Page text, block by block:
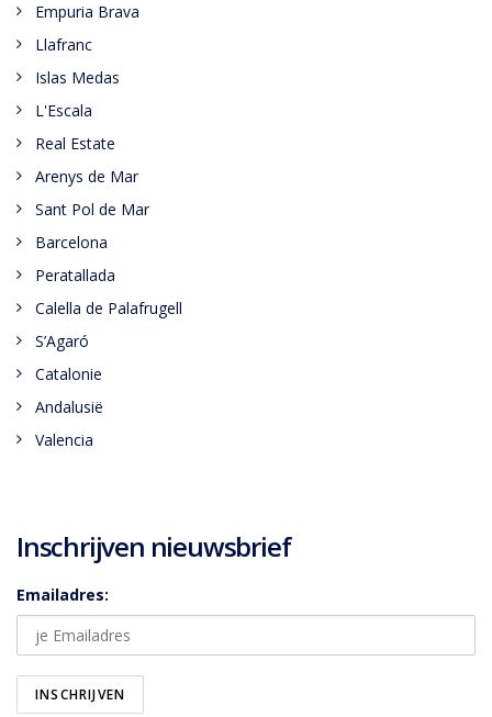
Empuria Brava
Llafranc
Islas Medas
L'Escala
Real Estate
Arenys de Mar
Sant Pol de Mar
Barcelona
Peratallada
Calella de Palafrugell
S’Agaró
Catalonie
Andalusië
Valencia
Inschrijven nieuwsbrief
Emailadres: